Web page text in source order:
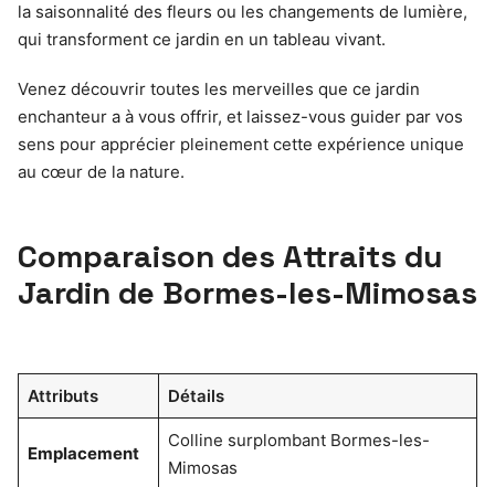
la saisonnalité des fleurs ou les changements de lumière,
qui transforment ce jardin en un tableau vivant.
Venez découvrir toutes les merveilles que ce jardin
enchanteur a à vous offrir, et laissez-vous guider par vos
sens pour apprécier pleinement cette expérience unique
au cœur de la nature.
Comparaison des Attraits du
Jardin de Bormes-les-Mimosas
Attributs Détails
Emplacement
Colline surplombant Bormes-les-
Mimosas